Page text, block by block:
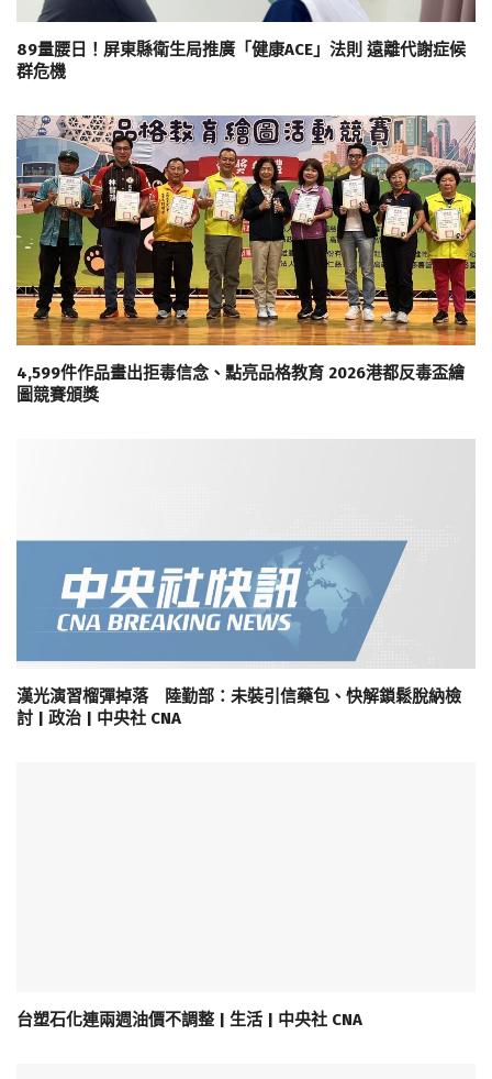
89量腰日！屏東縣衛生局推廣「健康ACE」法則 遠離代謝症候
群危機
4,599件作品畫出拒毒信念、點亮品格教育 2026港都反毒盃繪
圖競賽頒獎
漢光演習榴彈掉落 陸勤部：未裝引信藥包、快解鎖鬆脫納檢
討 | 政治 | 中央社 CNA
台塑石化連兩週油價不調整 | 生活 | 中央社 CNA